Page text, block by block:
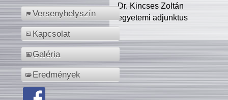
Versenyhelyszín
Kapcsolat
Galéria
Eredmények
Dr. Kincses Zoltán
egyetemi adjunktus